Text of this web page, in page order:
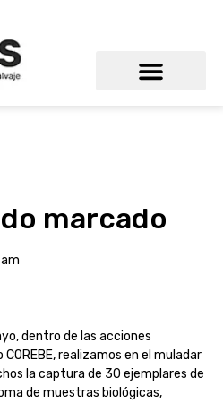
marcado
dentro de las acciones
realizamos en el muladar
la captura de 30 ejemplares de
de muestras biológicas,